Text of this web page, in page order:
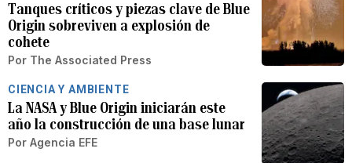
Tanques críticos y piezas clave de Blue
Origin sobreviven a explosión de
cohete
Por The Associated Press
CIENCIA Y AMBIENTE
La NASA y Blue Origin iniciarán este
año la construcción de una base lunar
Por Agencia EFE